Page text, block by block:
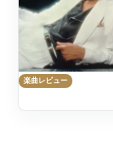
楽曲レビュー